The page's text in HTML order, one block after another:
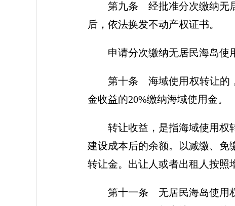
第九条 经批准分次缴纳无
后，依法换发不动产权证书。
申请分次缴纳无居民海岛使
第十条 海域使用权转让的
金收益的20%缴纳海域使用金。
转让收益，是指海域使用权
建设成本后的余额。以减缴、免
转让金。出让人或者出租人按照
第十一条 无居民海岛使用